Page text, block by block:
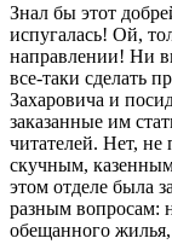
Знал бы этот
испугалась! Ой,
направлении! Ни
все-таки сделать
Захаровича и
заказанные им
читателей. Нет, не
скучным,
этом отделе была
разным вопросам:
обещанного